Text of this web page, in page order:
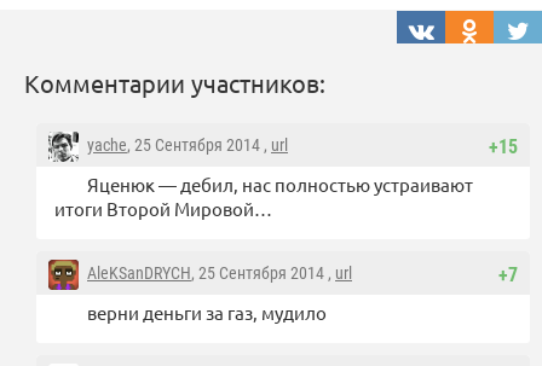
Комментарии участников:
+15
yache, 25 Сентября 2014 , url
Яценюк — дебил, нас полностью устраивают
итоги Второй Мировой…
+7
AleKSanDRYCH, 25 Сентября 2014 , url
верни деньги за газ, мудило